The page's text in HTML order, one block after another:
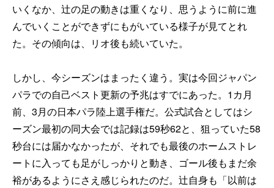
いくなか、辻の足の動きは重くなり、思うように前に進
んでいくことができずにもがいている様子が見てとれ
た。その傾向は、リオ後も続いていた。
しかし、今シーズンはまったく違う。実は今回ジャパン
パラでの自己ベスト更新の予兆はすでにあった。1カ月
前、3月の日本パラ陸上選手権だ。公式試合としてはシ
ーズン最初の同大会では記録は59秒62と、狙っていた58
秒台には届かなかったが、それでも最後のホームストレ
ートに入っても足がしっかりと動き、ゴール後もまだ余
裕があるようにさえ感じられたのだ。辻自身も「以前は